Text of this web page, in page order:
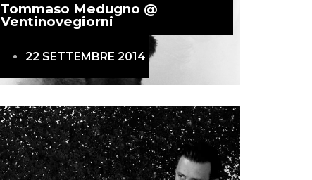
Tommaso Medugno @
Ventinovegiorni
22 SETTEMBRE 2014